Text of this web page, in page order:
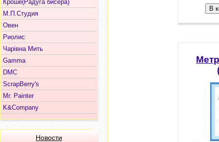
Кроше(Радуга бисера)
М.П.Студия
Овен
Риолис
Чарiвна Мить
Gamma
DMC
ScrapBerry's
Mr. Painter
K&Company
Новости